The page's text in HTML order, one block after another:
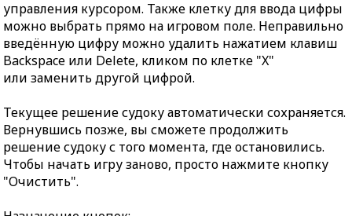
управления курсором. Также клетку для ввода цифры
можно выбрать прямо на игровом поле. Неправильно
введённую цифру можно удалить нажатием клавиш
Backspace или Delete, кликом по клетке "X"
или заменить другой цифрой.
Текущее решение судоку автоматически сохраняется.
Вернувшись позже, вы сможете продолжить
решение судоку с того момента, где остановились.
Чтобы начать игру заново, просто нажмите кнопку
"Очистить".